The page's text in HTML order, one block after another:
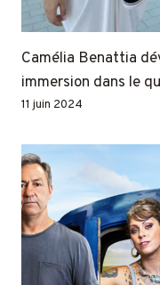
Camélia Benattia
immersion dans le
11 juin 2024